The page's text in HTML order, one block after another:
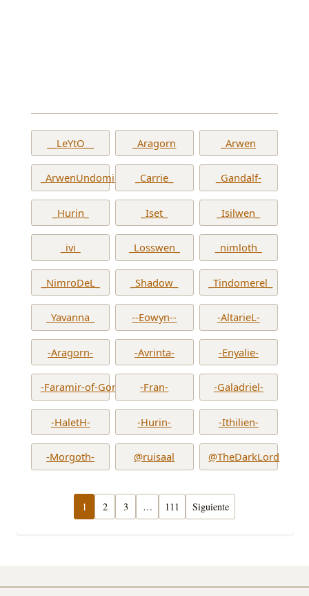
__LeYtO__ _Aragorn _Arwen
_ArwenUndomiel_ _Carrie_ _Gandalf-
_Hurin_ _Iset_ _Isilwen_
_ivi_ _Losswen_ _nimloth_
_NimroDeL_ _Shadow_ _Tindomerel_
_Yavanna_ --Eowyn-- -AltarieL-
-Aragorn- -Avrinta- -Enyalie-
-Faramir-of-Gondor- -Fran- -Galadriel-
-HaletH- -Hurin- -Ithilien-
-Morgoth- @ruisaal @TheDarkLord
1 2 3 … 111 Siguiente